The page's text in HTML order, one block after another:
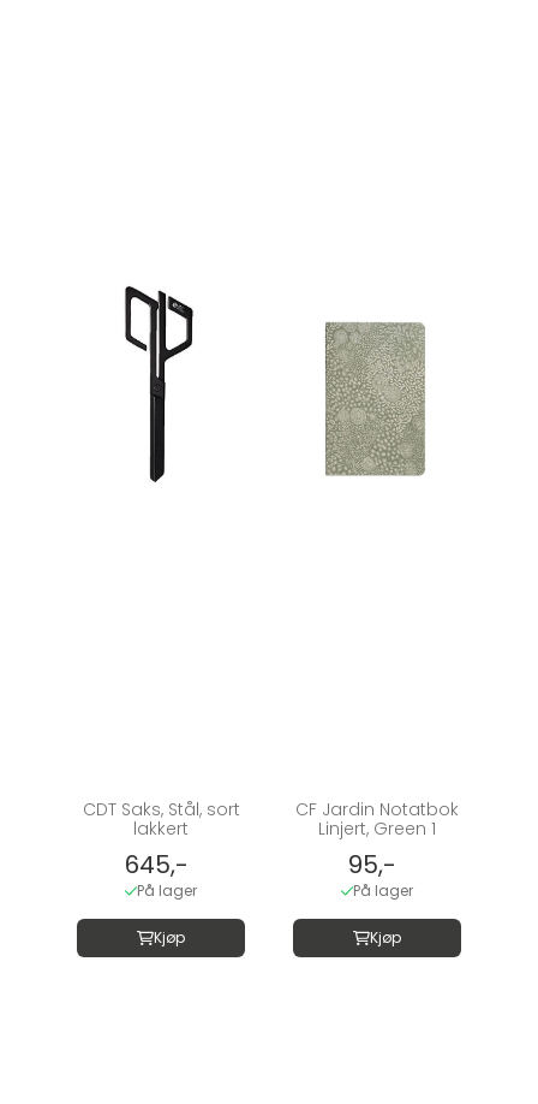
CDT Saks, Stål, sort
lakkert
645,-
På lager
Kjøp
CF Jardin Notatbok
Linjert, Green 1
95,-
På lager
Kjøp